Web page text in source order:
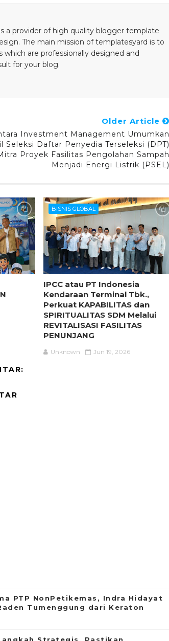
a provider of high quality blogger template
The main mission of templatesyard is to
are professionally designed and
for your blog.
Older Article
Investment Management Umumkan
Seleksi Daftar Penyedia Terseleksi (DPT)
Proyek Fasilitas Pengolahan Sampah
Menjadi Energi Listrik (PSEL)
BISNIS GLOBAL
IPCC atau PT Indonesia
Kendaraan Terminal Tbk.,
Perkuat KAPABILITAS dan
SPIRITUALITAS SDM Melalui
REVITALISASI FASILITAS
PENUNJANG
Unknown Jun 19, 2026
PTP NonPetikemas, Indra Hidayat
Tumenggung dari Keraton